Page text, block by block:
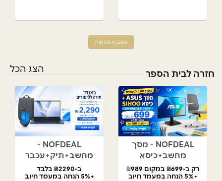
הטבות נוספות
חזרה לבית הספר הצג הכל
NOFDEAL - מסך
מחשב+כיסא
רק ב-₪699 במקום ₪989
+5% הנחה במעמד חיוב
NOFDEAL -
מחשב+תיק+עכבר
ב-₪2290 בלבד
+5% הנחה במעמד חיוב